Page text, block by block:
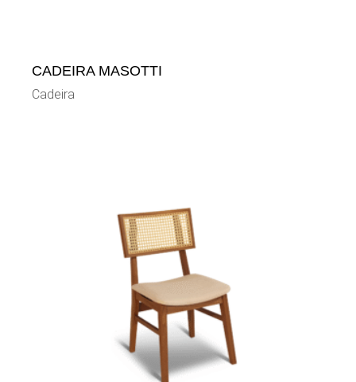
CADEIRA MASOTTI
Cadeira